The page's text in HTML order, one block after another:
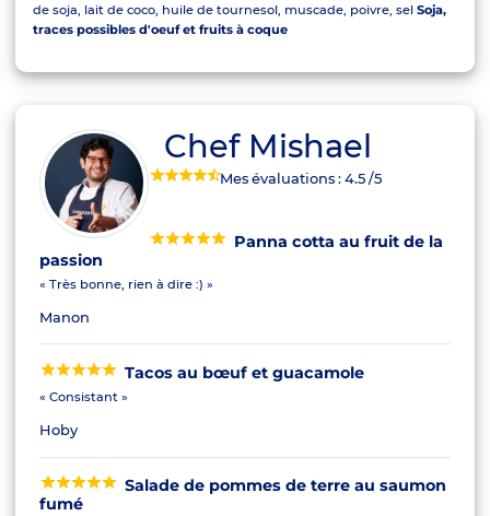
de soja, lait de coco, huile de tournesol, muscade, poivre, selSoja,
traces possibles d'oeuf et fruits à coque
Chef Mishael
Mes évaluations :4.5/5
Panna cotta au fruit de la
passion
« Très bonne, rien à dire :) »
Manon
Tacos au bœuf et guacamole
« Consistant »
Hoby
Salade de pommes de terre au saumon
fumé